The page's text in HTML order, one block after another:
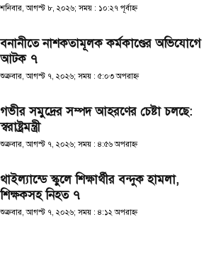
শনিবার, আগস্ট ৮, ২০২৬; সময় : ১০:২৭ পূর্বাহ্ণ
বনানীতে নাশকতামূলক কর্মকাণ্ডের অভিযোগে
আটক ৭
শুক্রবার, আগস্ট ৭, ২০২৬; সময় : ৫:০৩ অপরাহ্ণ
গভীর সমুদ্রের সম্পদ আহরণের চেষ্টা চলছে:
স্বরাষ্ট্রমন্ত্রী
শুক্রবার, আগস্ট ৭, ২০২৬; সময় : ৪:৫৬ অপরাহ্ণ
থাইল্যান্ডে স্কুলে শিক্ষার্থীর বন্দুক হামলা,
শিক্ষকসহ নিহত ৭
শুক্রবার, আগস্ট ৭, ২০২৬; সময় : ৪:১২ অপরাহ্ণ